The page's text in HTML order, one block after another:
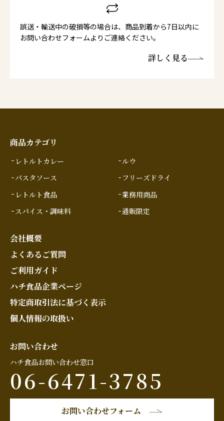
誤送・輸送中の破損等の場合は、商品到着から7日以内に
お問い合わせフォームよりご連絡ください。
詳しく見る
商品カテゴリ
レトルトカレー
パスタソース
レトルト食品
スパイス・調味料
ルウ
フリーズドライ
業務用商品
通販限定
会社概要
よくあるご質問
ご利用ガイド
ハチ食品企業ページ
特定商取引法に基づく表示
個人情報の取扱い
お問い合わせ
ハチ食品お問い合わせ窓口
06-6471-3785
お問い合わせフォーム